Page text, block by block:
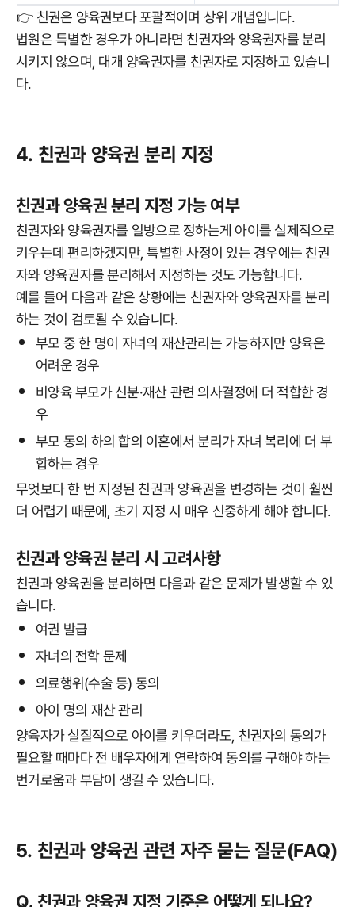
👉 친권은 양육권보다 포괄적이며 상위 개념입니다.
법원은 특별한 경우가 아니라면 친권자와 양육권자를 분리
시키지 않으며, 대개 양육권자를 친권자로 지정하고 있습니
다.
4. 친권과 양육권 분리 지정
친권과 양육권 분리 지정 가능 여부
친권자와 양육권자를 일방으로 정하는게 아이를 실제적으로
키우는데 편리하겠지만, 특별한 사정이 있는 경우에는 친권
자와 양육권자를 분리해서 지정하는 것도 가능합니다.
예를 들어 다음과 같은 상황에는 친권자와 양육권자를 분리
하는 것이 검토될 수 있습니다.
부모 중 한 명이 자녀의 재산관리는 가능하지만 양육은
어려운 경우
비양육 부모가 신분·재산 관련 의사결정에 더 적합한 경
우
부모 동의 하의 합의 이혼에서 분리가 자녀 복리에 더 부
합하는 경우
무엇보다 한 번 지정된 친권과 양육권을 변경하는 것이 훨씬
더 어렵기 때문에, 초기 지정 시 매우 신중하게 해야 합니다.
친권과 양육권 분리 시 고려사항
친권과 양육권을 분리하면 다음과 같은 문제가 발생할 수 있
습니다.
여권 발급
자녀의 전학 문제
의료행위(수술 등) 동의
아이 명의 재산 관리
양육자가 실질적으로 아이를 키우더라도, 친권자의 동의가
필요할 때마다 전 배우자에게 연락하여 동의를 구해야 하는
번거로움과 부담이 생길 수 있습니다.
5. 친권과 양육권 관련 자주 묻는 질문(FAQ)
Q. 친권과 양육권 지정 기준은 어떻게 되나요?